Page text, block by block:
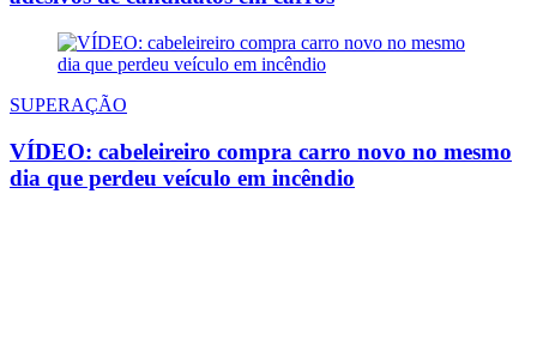
SUPERAÇÃO
VÍDEO: cabeleireiro compra carro novo no mesmo
dia que perdeu veículo em incêndio